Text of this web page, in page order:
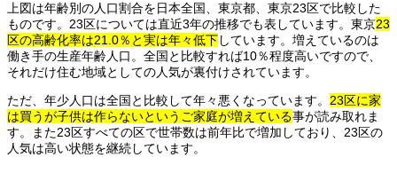
上図は年齢別の人口割合を日本全国、東京都、東京23区で比較した
ものです。23区については直近3年の推移でも表しています。東京23
区の高齢化率は21.0％と実は年々低下しています。増えているのは
働き手の生産年齢人口。全国と比較すれば10％程度高いですので、
それだけ住む地域としての人気が裏付けされています。
ただ、年少人口は全国と比較して年々悪くなっています。 23区に家
は買うが子供は作らないというご家庭が増えている事が読み取れま
す。また23区すべての区で世帯数は前年比で増加しており、23区の
人気は高い状態を継続しています。